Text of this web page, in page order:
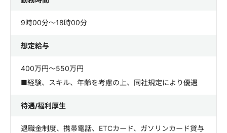
9時00分～18時00分
想定給与
400万円～550万円
■経験、スキル、年齢を考慮の上、同社規定により優遇
待遇/福利厚生
退職金制度、携帯電話、ETCカード、ガソリンカード貸与